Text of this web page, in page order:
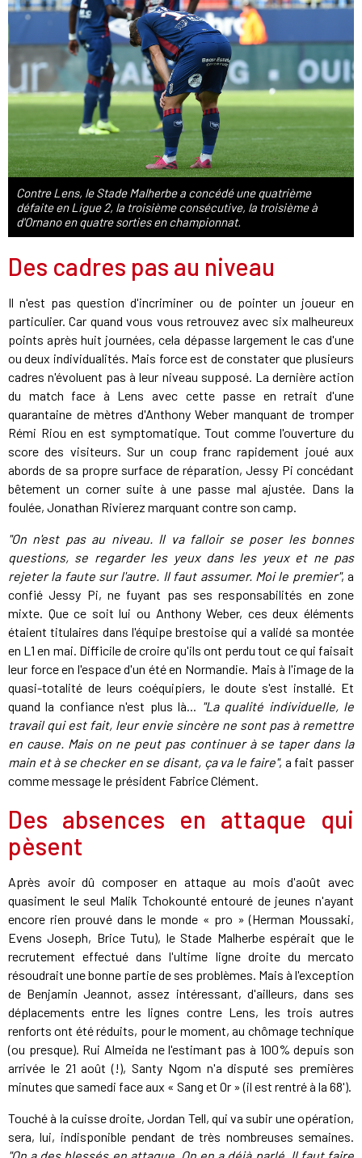
Contre Lens, le Stade Malherbe a concédé une quatrième
défaite en Ligue 2, la troisième consécutive, la troisième à
d'Ornano en quatre sorties en championnat.
Des cadres pas au niveau
Il n'est pas question d'incriminer ou de pointer un joueur en
particulier. Car quand vous vous retrouvez avec six malheureux
points après huit journées, cela dépasse largement le cas d'une
ou deux individualités. Mais force est de constater que plusieurs
cadres n'évoluent pas à leur niveau supposé. La dernière action
du match face à Lens avec cette passe en retrait d'une
quarantaine de mètres d'Anthony Weber manquant de tromper
Rémi Riou en est symptomatique. Tout comme l'ouverture du
score des visiteurs. Sur un coup franc rapidement joué aux
abords de sa propre surface de réparation, Jessy Pi concédant
bêtement un corner suite à une passe mal ajustée. Dans la
foulée, Jonathan Rivierez marquant contre son camp.
"On n'est pas au niveau. Il va falloir se poser les bonnes
questions, se regarder les yeux dans les yeux et ne pas
rejeter la faute sur l'autre. Il faut assumer. Moi le premier", a
confié Jessy Pi, ne fuyant pas ses responsabilités en zone
mixte. Que ce soit lui ou Anthony Weber, ces deux éléments
étaient titulaires dans l'équipe brestoise qui a validé sa montée
en L1 en mai. Difficile de croire qu'ils ont perdu tout ce qui faisait
leur force en l'espace d'un été en Normandie. Mais à l'image de la
quasi-totalité de leurs coéquipiers, le doute s'est installé. Et
quand la confiance n'est plus là... "La qualité individuelle, le
travail qui est fait, leur envie sincère ne sont pas à remettre
en cause. Mais on ne peut pas continuer à se taper dans la
main et à se checker en se disant, ça va le faire", a fait passer
comme message le président Fabrice Clément.
Des absences en attaque qui
pèsent
Après avoir dû composer en attaque au mois d'août avec
quasiment le seul Malik Tchokounté entouré de jeunes n'ayant
encore rien prouvé dans le monde « pro » (Herman Moussaki,
Evens Joseph, Brice Tutu), le Stade Malherbe espérait que le
recrutement effectué dans l'ultime ligne droite du mercato
résoudrait une bonne partie de ses problèmes. Mais à l'exception
de Benjamin Jeannot, assez intéressant, d'ailleurs, dans ses
déplacements entre les lignes contre Lens, les trois autres
renforts ont été réduits, pour le moment, au chômage technique
(ou presque). Rui Almeida ne l'estimant pas à 100% depuis son
arrivée le 21 août (!), Santy Ngom n'a disputé ses premières
minutes que samedi face aux « Sang et Or » (il est rentré à la 68').
Touché à la cuisse droite, Jordan Tell, qui va subir une opération,
sera, lui, indisponible pendant de très nombreuses semaines.